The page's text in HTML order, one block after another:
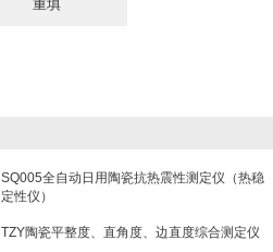
SQ005全自动日用陶瓷抗热震性测定仪（热稳
定性仪）
TZY陶瓷平整度、直角度、边直度综合测定仪